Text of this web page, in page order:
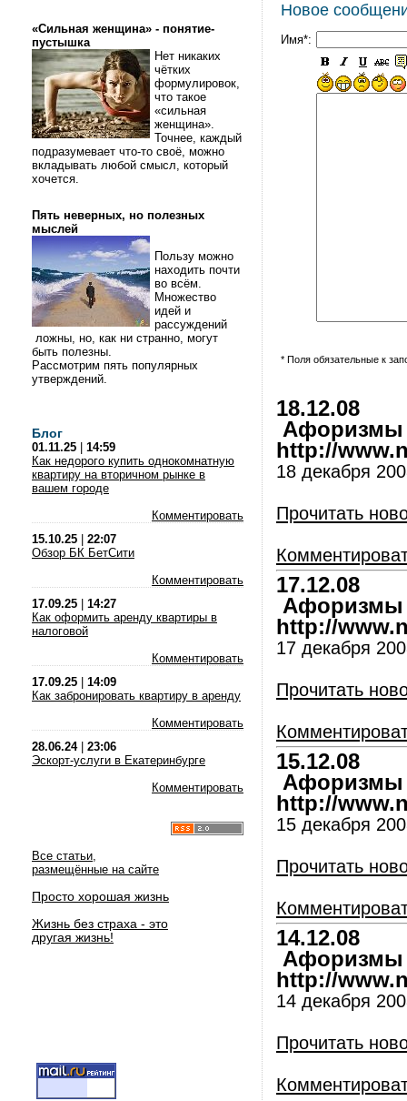
«Сильная женщина» - понятие-
пустышка
Нет никаких
чётких
формулировок,
что такое
«сильная
женщина».
Точнее, каждый
подразумевает что-то своё, можно
вкладывать любой смысл, который
хочется.
Пять неверных, но полезных
мыслей
Пользу можно
находить почти
во всём.
Множество
идей и
рассуждений
ложны, но, как ни странно, могут
быть полезны.
Рассмотрим пять популярных
утверждений.
Блог
01.11.25
14:59
Как недорого купить однокомнатную
квартиру на вторичном рынке в
вашем городе
Комментировать
15.10.25
22:07
Обзор БК БетСити
Комментировать
17.09.25
14:27
Как оформить аренду квартиры в
налоговой
Комментировать
17.09.25
14:09
Как забронировать квартиру в аренду
Комментировать
28.06.24| 23:06
Эскорт-услуги в Екатеринбурге
Комментировать
Все статьи,
размещённые на сайте
Просто хорошая жизнь
Жизнь без страха - это
другая жизнь!
Новое
Имя*:
* Поля обязательные к
18.12.08
Афоризмы
http://
18 декабря
Прочитать
17.12.08
Афоризмы
http://
17 декабря
Прочитать
15.12.08
Афоризмы
http://
15 декабря
Прочитать
14.12.08
Афоризмы
http://
14 декабря
Прочитать